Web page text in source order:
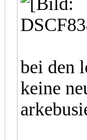
bei den
keine